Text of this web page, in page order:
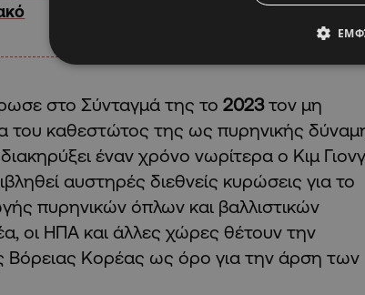
στο Σύνταγμά της το 2023τον μη
του καθεστώτος της ως πυρηνικής
έναν χρόνο νωρίτερα ο Κιμ
αυστηρές διεθνείς κυρώσεις για το
πυρηνικών όπλων και βαλλιστικών
οι ΗΠΑ και άλλες χώρες θέτουν την
Βόρειας Κορέας ως όρο για την άρση των